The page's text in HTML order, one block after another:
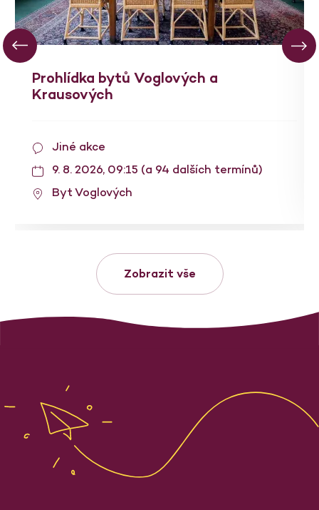
Prohlídka bytů Voglových a
Krausových
Jiné akce
9. 8. 2026, 09:15 (a 94 dalších termínů)
Byt Voglových
Zobrazit vše